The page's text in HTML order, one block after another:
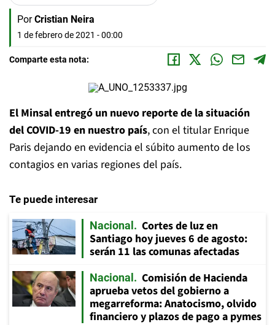
Por Cristian Neira
1 de febrero de 2021 - 00:00
Comparte esta nota:
El Minsal entregó un nuevo reporte de la situación
del COVID-19 en nuestro país, con el titular Enrique
Paris dejando en evidencia el súbito aumento de los
contagios en varias regiones del país.
Te puede interesar
Nacional
Cortes de luz en
Santiago hoy jueves 6 de agosto:
serán 11 las comunas afectadas
Nacional
Comisión de Hacienda
aprueba vetos del gobierno a
megarreforma: Anatocismo, olvido
financiero y plazos de pago a pymes